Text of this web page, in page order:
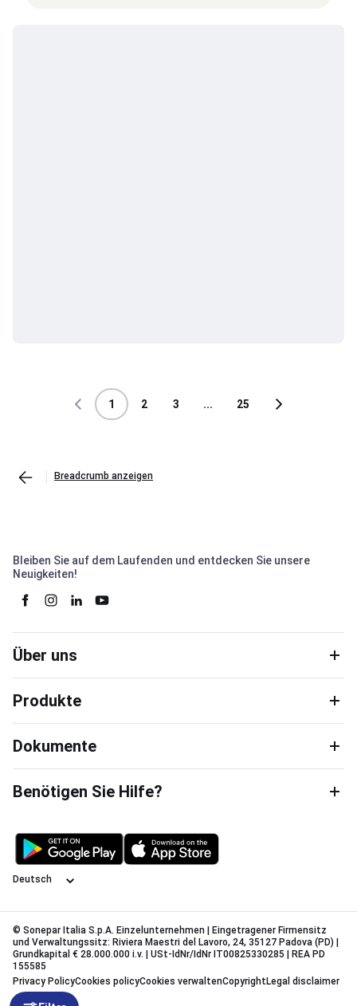
1 2 3 ... 25
Breadcrumb anzeigen
Bleiben Sie auf dem Laufenden und entdecken Sie unsere
Neuigkeiten!
Über uns
Produkte
Dokumente
Benötigen Sie Hilfe?
Sprache
© Sonepar Italia S.p.A. Einzelunternehmen | Eingetragener Firmensitz
und Verwaltungssitz: Riviera Maestri del Lavoro, 24, 35127 Padova (PD) |
Grundkapital € 28.000.000 i.v. | USt-IdNr/IdNr IT00825330285 | REA PD
155585
Privacy PolicyCookies policyCookies verwaltenCopyright Legal disclaimer